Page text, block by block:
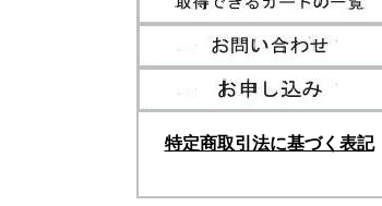
特定商取引法に基づく表記